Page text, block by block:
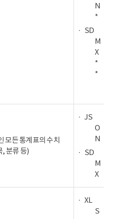
N
*
SD
M
X
*
*
모든 통계표의 수치
, 분류 등)
JS
O
N
SD
M
X
XL
S